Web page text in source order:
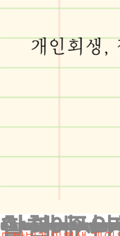
많은 분들이 개인회생에 대해 오해하고 계십니다. “개인회생을 신청하면 신용불량자가
개인회생은 실패가 아닌, 새로운 시작을 위한 용기 있는 선택입니다. 이는 법적으로 보장된 절차로, 정직하게 살아왔지만 예기치 못한 상황으로 재정적
만약 여러분이 소득은 있지만 과도한 채무로 고민하고 계시다면, 개인회생을 진지하게 고
인천에서 개인회생을 진
인천 지역에서 개인회생을 진행할 때는 몇 가지 주의해야 할 점이 있습니다. 첫째, 수원회생법원의 특성을 잘 이해하고 대응해야 합니다. 수원회생법원은 다른
둘째, 정확한 소득 증빙과 재산 신고가 매우 중요합니다. 소득을 과소 신고하거나 재산을 누락하면 나중에 큰 문제가 될 수 있습니다. 모든 정보를 정확하고 투명하게 제공해야 합니다.
셋째, 개인회생 신청 전 6개월간의 소비 내역에 특별한 주의를 기울여야 합니다. 과도한 사치성 소비나 재산 은닉으로 의심받을 수 있는 행위는 피해야 합니다.
넷째, 개인회생 절차 진행 중에는 새로운 채무를 지는 것을 절대
다섯째, 변제 계획을 현실적으로 수립해야 합니다. 무리한 변제 계획은 나중에 이행하기 어려워질 수 있으므로, 본인의 상황을 객관적으로 평가하여 실현 가능한 계획을 세워야 합니다.